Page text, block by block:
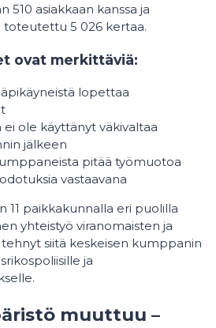
510 asiakkaan kanssa ja
toteutettu 5 026 kertaa.
ovat merkittäviä:
lopettaa
ei ole käyttänyt väkivaltaa
jälkeen
pitää työmuotoa
vastaavana
11 paikkakunnalla eri puolilla
yhteistyö viranomaisten ja
siitä keskeisen kumppanin
ja
muuttuu –